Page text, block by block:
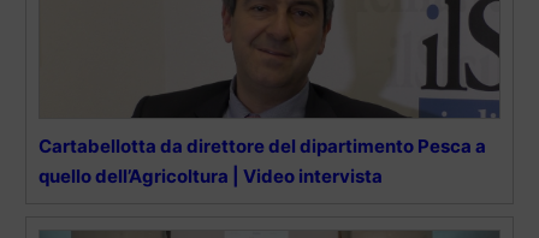
Cartabellotta da direttore del dipartimento Pesca a
quello dell’Agricoltura | Video intervista